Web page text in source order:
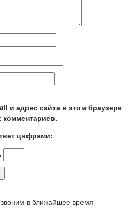
и адрес сайта в этом браузере
цифрами:
в ближайшее время